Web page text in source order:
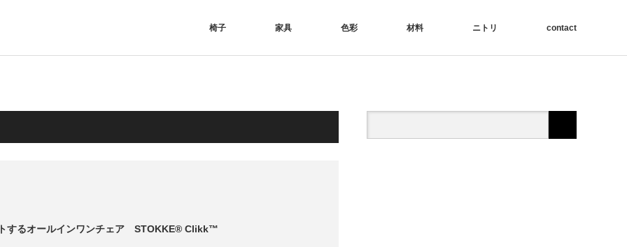
椅子 家具 色彩 材料 ニトリ contact
するオールインワンチェア STOKKE® Clikk™